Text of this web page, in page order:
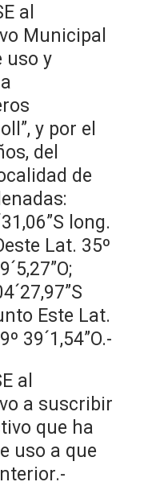
al
Municipal
uso y
y por el
del
de
long.
Lat. 35º
Este Lat.
39´1,54”O.-
al
a suscribir
que ha
uso a que